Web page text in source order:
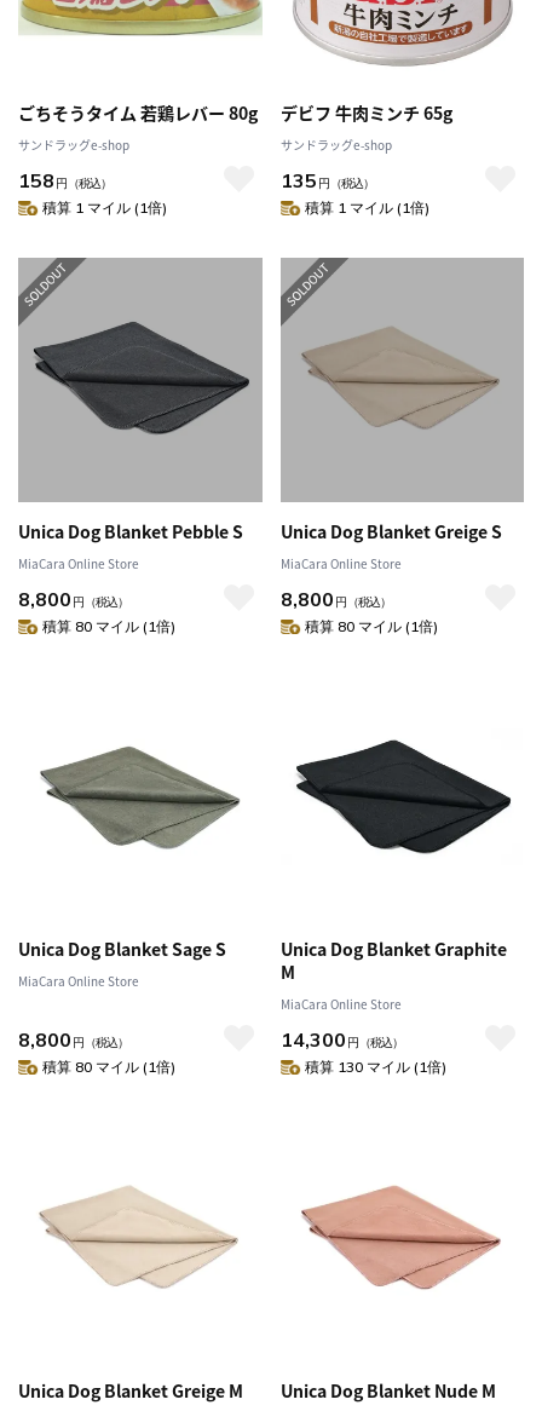
ごちそうタイム 若鶏レバー 80g
サンドラッグe-shop
158 円 （税込）
積算 1 マイル (1倍)
デビフ 牛肉ミンチ 65g
サンドラッグe-shop
135 円 （税込）
積算 1 マイル (1倍)
Unica Dog Blanket Pebble S
MiaCara Online Store
8,800 円 （税込）
積算 80 マイル (1倍)
Unica Dog Blanket Greige S
MiaCara Online Store
8,800 円 （税込）
積算 80 マイル (1倍)
Unica Dog Blanket Sage S
MiaCara Online Store
8,800 円 （税込）
積算 80 マイル (1倍)
Unica Dog Blanket Graphite
M
MiaCara Online Store
14,300 円 （税込）
積算 130 マイル (1倍)
Unica Dog Blanket Greige M Unica Dog Blanket Nude M